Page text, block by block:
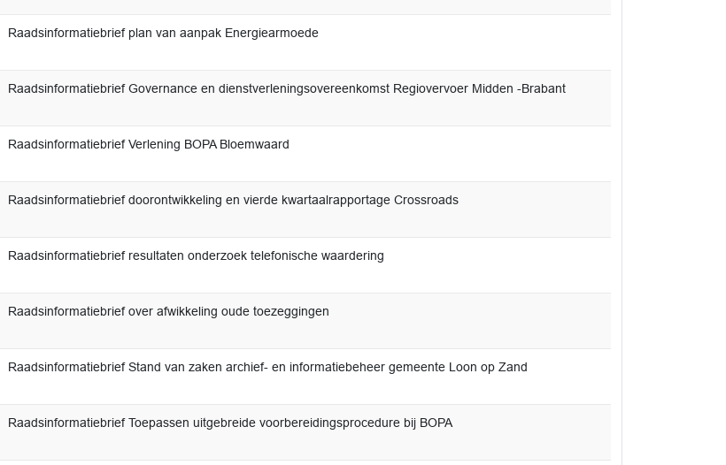
Raadsinformatiebrief plan van aanpak Energiearmoede
Raadsinformatiebrief Governance en dienstverleningsovereenkomst Regiovervoer Midden -Brabant
Raadsinformatiebrief Verlening BOPA Bloemwaard
Raadsinformatiebrief doorontwikkeling en vierde kwartaalrapportage Crossroads
Raadsinformatiebrief resultaten onderzoek telefonische waardering
Raadsinformatiebrief over afwikkeling oude toezeggingen
Raadsinformatiebrief Stand van zaken archief- en informatiebeheer gemeente Loon op Zand
Raadsinformatiebrief Toepassen uitgebreide voorbereidingsprocedure bij BOPA